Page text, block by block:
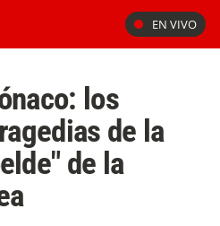
EN VIVO
los
de la
de la